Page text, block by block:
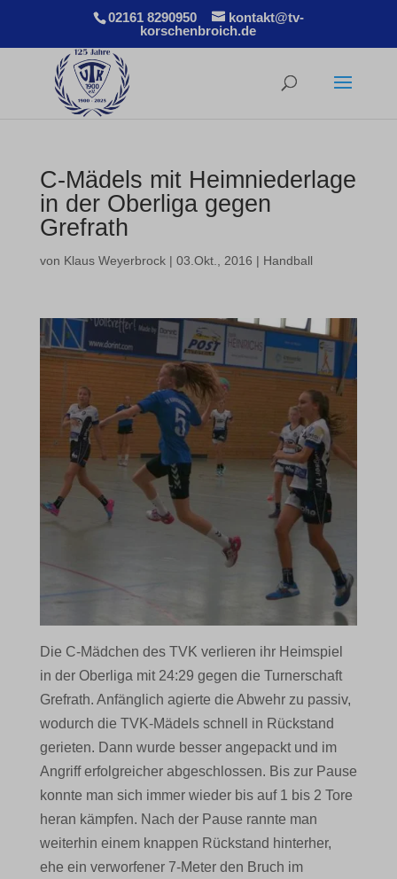
02161 8290950
kontakt@tv-
korschenbroich.de
C-Mädels mit Heimniederlage
in der Oberliga gegen
Grefrath
von Klaus Weyerbrock| 03.Okt., 2016 | Handball
Die C-Mädchen des TVK verlieren ihr Heimspiel
in der Oberliga mit 24:29 gegen die Turnerschaft
Grefrath. Anfänglich agierte die Abwehr zu passiv,
wodurch die TVK-Mädels schnell in Rückstand
gerieten. Dann wurde besser angepackt und im
Angriff erfolgreicher abgeschlossen. Bis zur Pause
konnte man sich immer wieder bis auf 1 bis 2 Tore
heran kämpfen. Nach der Pause rannte man
weiterhin einem knappen Rückstand hinterher,
ehe ein verworfener 7-Meter den Bruch im